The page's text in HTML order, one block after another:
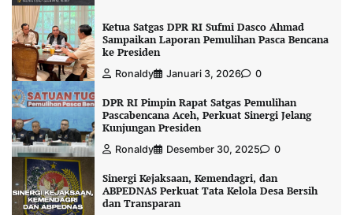
Ketua Satgas DPR RI Sufmi Dasco Ahmad
Sampaikan Laporan Pemulihan Pasca Bencana
ke Presiden
Ronaldy Januari 3, 2026 0
DPR RI Pimpin Rapat Satgas Pemulihan
Pascabencana Aceh, Perkuat Sinergi Jelang
Kunjungan Presiden
Ronaldy Desember 30, 2025 0
Sinergi Kejaksaan, Kemendagri, dan
ABPEDNAS Perkuat Tata Kelola Desa Bersih
dan Transparan